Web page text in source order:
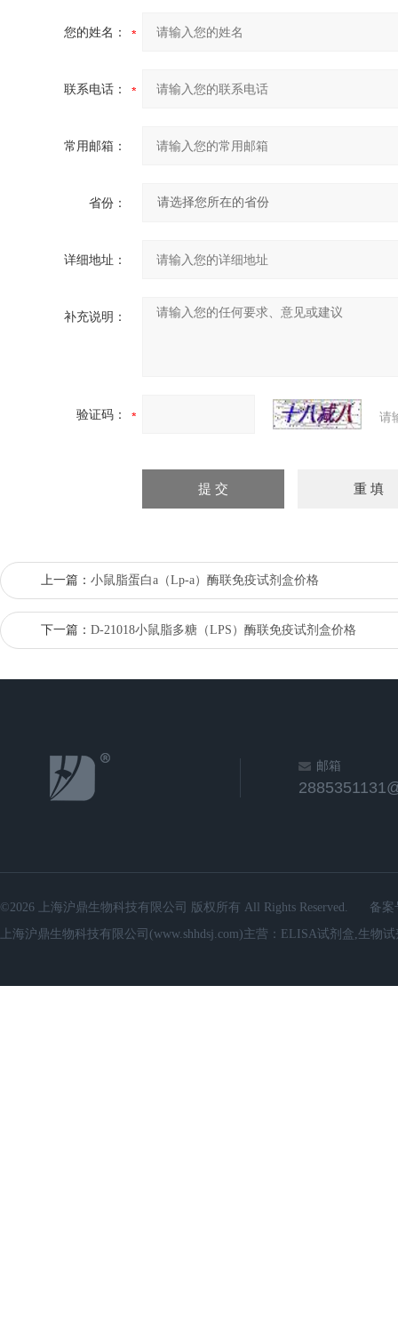
您的姓名：
联系电话：
常用邮箱：
省份：
详细地址：
补充说明：
验证码： 请
上一篇： 小鼠脂蛋白a（Lp-a）酶联免疫试剂盒价格
下一篇： D-21018小鼠脂多糖（LPS）酶联免疫试剂盒价格
邮箱
©2026 上海沪鼎生物科技有限公司 版权所有 All Rights Reserved.
备案
上海沪鼎生物科技有限公司(www.shhdsj.com)主营：ELISA试剂盒,生物